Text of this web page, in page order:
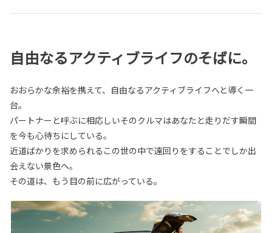
自由なるアクティブライフのそばに。
おおらかな余裕を携えて、自由なるアクティブライフへと導く一
台。
パートナーと呼ぶに相応しいそのクルマはあなたと走りだす瞬間
を今も心待ちにしている。
近道ばかりを求められるこの世の中で遠回りをすることでしか出
会えない景色へ。
その道は、もう目の前に広がっている。